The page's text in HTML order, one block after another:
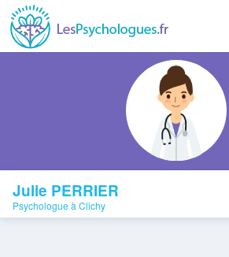
Julie PERRIER
Psychologue à Clichy